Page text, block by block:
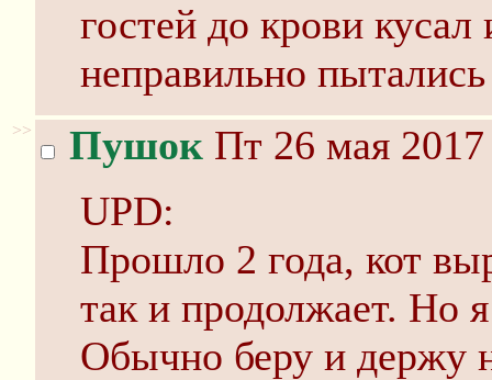
гостей до крови кусал
неправильно
>> Пушок Пт 26 мая
UPD:
Прошло 2 года, кот
так и продолжает. Но
Обычно беру и держу